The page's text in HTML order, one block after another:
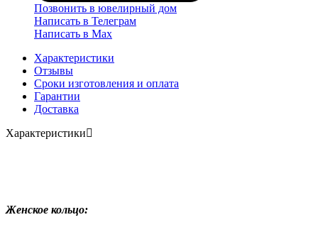
Позвонить в ювелирный дом
Написать в Телеграм
Написать в Мах
Характеристики
Отзывы
Сроки изготовления и оплата
Гарантии
Доставка
Характеристики
Женское кольцо: